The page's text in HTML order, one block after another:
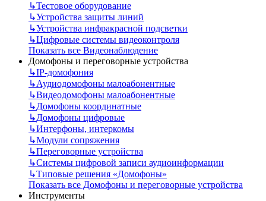
↳Тестовое оборудование
↳Устройства защиты линий
↳Устройства инфракрасной подсветки
↳Цифровые системы видеоконтроля
Показать все Видеонаблюдение
Домофоны и переговорные устройства
↳IP-домофония
↳Аудиодомофоны малоабонентные
↳Видеодомофоны малоабонентные
↳Домофоны координатные
↳Домофоны цифровые
↳Интерфоны, интеркомы
↳Модули сопряжения
↳Переговорные устройства
↳Системы цифровой записи аудиоинформации
↳Типовые решения «Домофоны»
Показать все Домофоны и переговорные устройства
Инструменты